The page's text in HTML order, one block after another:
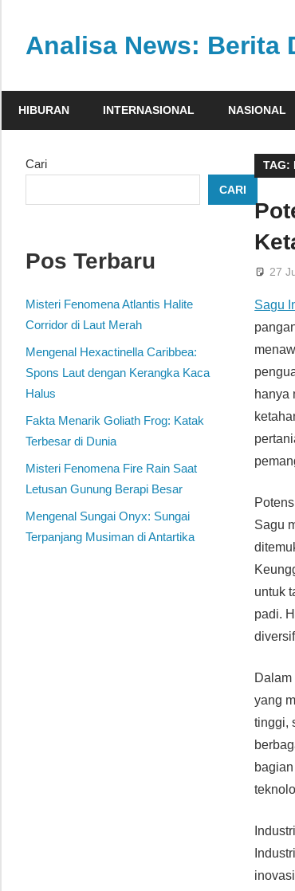
contentAnalisa News: Berita
dan
dari
politik,
HIBURAN INTERNASIONAL NASIONAL
TAG:
27
Sagu
hanya
Sagu
untuk
padi.
yang
tinggi,
Cari
CARI
Pos Terbaru
Misteri Fenomena Atlantis Halite
Corridor di Laut Merah
Mengenal Hexactinella Caribbea:
Spons Laut dengan Kerangka Kaca
Halus
Fakta Menarik Goliath Frog: Katak
Terbesar di Dunia
Misteri Fenomena Fire Rain Saat
Letusan Gunung Berapi Besar
Mengenal Sungai Onyx: Sungai
Terpanjang Musiman di Antartika